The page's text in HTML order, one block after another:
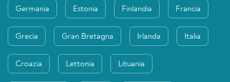
Germania Estonia Finlandia Francia
Grecia Gran Bretagna Irlanda Italia
Croazia Lettonia Lituania